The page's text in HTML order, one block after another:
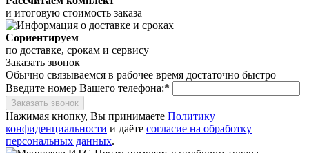
и итоговую стоимость заказа
Сориентируем
по доставке, срокам и сервису
Заказать звонок
Обычно связываемся в рабочее время достаточно быстро
Введите номер Вашего телефона:*
Заказать звонок
Нажимая кнопку, Вы принимаете Политику
конфиденциальности и даёте согласие на обработку
персональных данных.